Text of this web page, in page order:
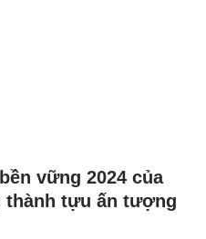
vững 2024 của
thành tựu ấn tượng